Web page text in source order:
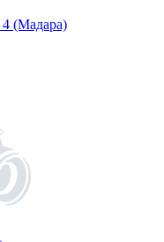
4 (Мадара)